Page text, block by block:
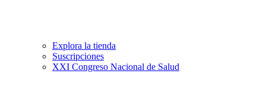
Explora la tienda
Suscripciones
XXI Congreso Nacional de Salud